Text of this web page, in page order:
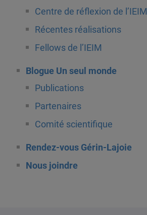
Centre de réflexion de l’IEIM
Récentes réalisations
Fellows de l’IEIM
Blogue Un seul monde
Publications
Partenaires
Comité scientifique
Rendez-vous Gérin-Lajoie
Nous joindre